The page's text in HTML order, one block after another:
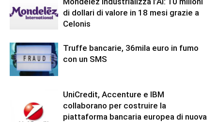
di dollari di valore in 18 mesi grazie a
Celonis
Truffe bancarie, 36mila euro in fumo
con un SMS
UniCredit, Accenture e IBM
collaborano per costruire la
piattaforma bancaria europea di nuova